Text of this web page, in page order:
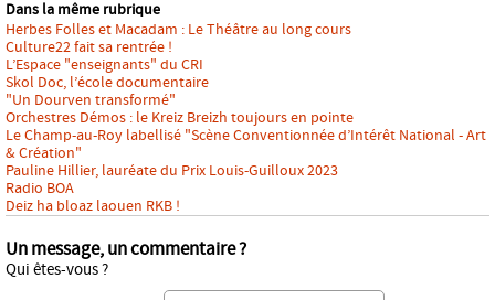
Dans la même rubrique
Herbes Folles et Macadam : Le Théâtre au long cours
Culture22 fait sa rentrée !
L’Espace "enseignants" du CRI
Skol Doc, l’école documentaire
"Un Dourven transformé"
Orchestres Démos : le Kreiz Breizh toujours en pointe
Le Champ-au-Roy labellisé "Scène Conventionnée d’Intérêt National - Art
& Création"
Pauline Hillier, lauréate du Prix Louis-Guilloux 2023
Radio BOA
Deiz ha bloaz laouen RKB !
Un message, un commentaire ?
Qui êtes-vous ?